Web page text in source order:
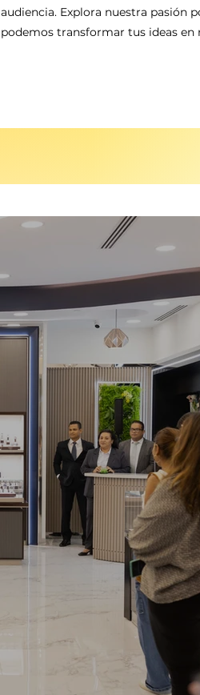
audiencia. Explora nuestra pasión
podemos transformar tus ideas en